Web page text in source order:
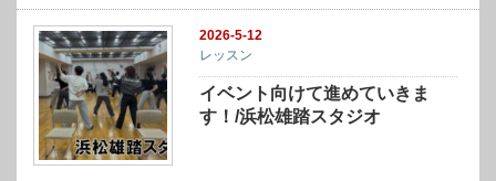
2026-5-12
レッスン
イベント向けて進めていきま
す！/浜松雄踏スタジオ